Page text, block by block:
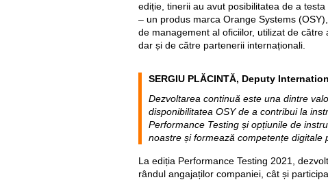
ediție, tinerii au avut posibilitatea de a
– un produs marca Orange Systems
de management al oficiilor, utilizat de către
dar și de către partenerii internaționali.
SERGIU PLĂCINTĂ, Deputy
Dezvoltarea continuă este una dintre
disponibilitatea OSY de a contribui la
Performance Testing și opțiunile de
noastre și formează competențe digitale
La ediția Performance Testing 2021,
rândul angajaților companiei, cât și